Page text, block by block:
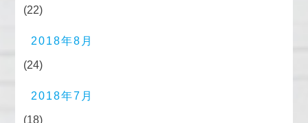
(22)
2018年8月
(24)
2018年7月
(18)